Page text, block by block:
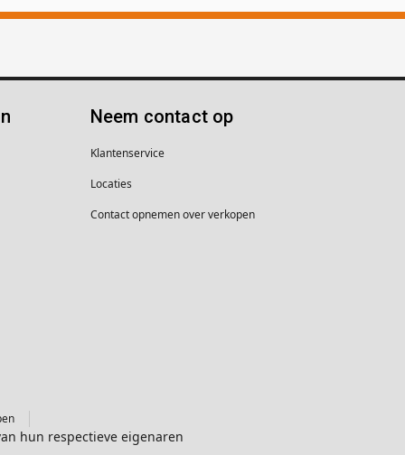
Neem contact op
Klantenservice
Locaties
Contact opnemen over verkopen
hun respectieve eigenaren